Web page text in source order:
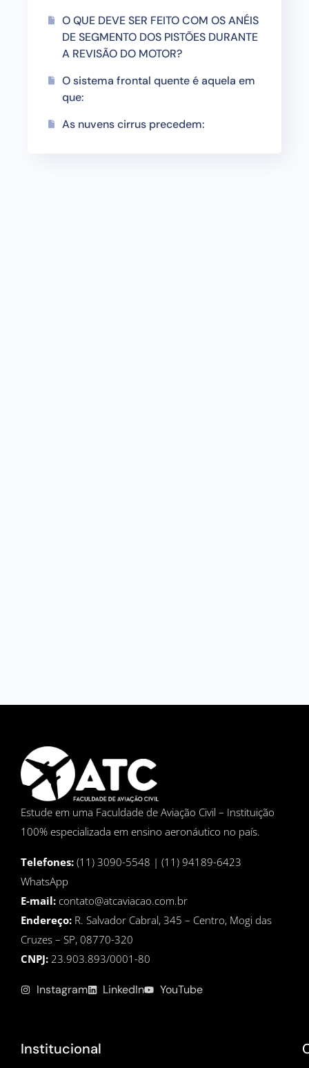
O QUE DEVE SER FEITO COM OS ANÉIS
DE SEGMENTO DOS PISTÕES DURANTE
A REVISÃO DO MOTOR?
O sistema frontal quente é aquela em
que:
As nuvens cirrus precedem:
Estude em uma Faculdade de Aviação Civil – Instituição
100% especializada em ensino aeronáutico no país.
Telefones: (11) 3090-5548 | (11) 94189-6423
WhatsApp
E-mail: contato@atcaviacao.com.br
Endereço: R. Salvador Cabral, 345 – Centro, Mogi das
Cruzes – SP, 08770-320
CNPJ: 23.903.893/0001-80
Instagram LinkedIn YouTube
Institucional